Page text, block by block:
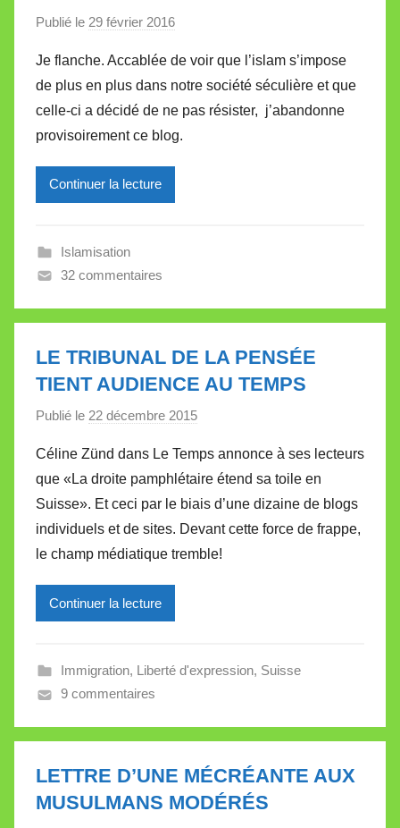
t
Publié le 29 février 2016
r
M
i
r
l
l
t
t
Je flanche. Accablée de voir que l’islam s’impose
de plus en plus dans notre société séculière et que
celle-ci a décidé de ne pas résister, j’abandonne
provisoirement ce blog.
Continuer la lecture
Islamisation
32 commentaires
LE TRIBUNAL DE LA PENSÉE
TIENT AUDIENCE AU TEMPS
Publié le 22 décembre 2015
r
M
i
r
e
V
l
t
t
Céline Zünd dans Le Temps annonce à ses lecteurs
que «La droite pamphlétaire étend sa toile en
Suisse». Et ceci par le biais d’une dizaine de blogs
individuels et de sites. Devant cette force de frappe,
le champ médiatique tremble!
Continuer la lecture
Immigration, Liberté d'expression, Suisse
9 commentaires
LETTRE D’UNE MÉCRÉANTE AUX
MUSULMANS MODÉRÉS